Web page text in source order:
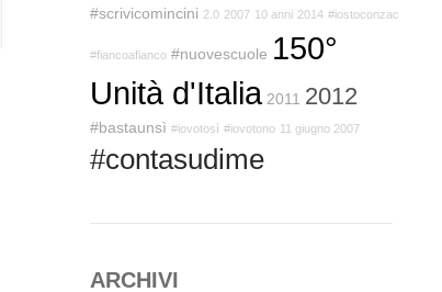
#scrivicomincini 2.0 2007 10 anni 2014 #iostoconzac
#fiancoafianco #nuovescuole 150°
Unità d'Italia 2011 2012
#bastaunsì #iovotosì #iovotono 11 giugno 2007
#contasudime
ARCHIVI